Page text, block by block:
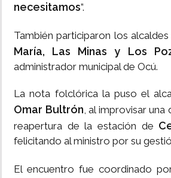
necesitamos”.
También participaron los alcaldes
María, Las Minas y Los
administrador municipal de Ocú.
La nota folclórica la puso el
Omar Bultrón, al improvisar una
reapertura de la estación de
felicitando al ministro por su
El encuentro fue coordinado